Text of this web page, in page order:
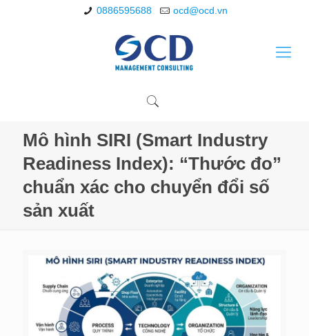
0886595688 ocd@ocd.vn
Mô hình SIRI (Smart Industry
Readiness Index): “Thước đo”
chuẩn xác cho chuyển đổi số
sản xuất